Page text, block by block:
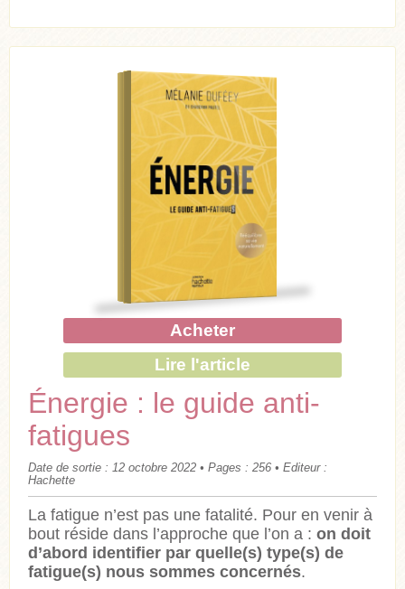
Acheter
Lire l'article
Énergie : le guide anti-
fatigues
Date de sortie : 12 octobre 2022 • Pages : 256 • Editeur :
Hachette
La fatigue n’est pas une fatalité. Pour en venir à
bout réside dans l’approche que l’on a : on doit
d’abord identifier par quelle(s) type(s) de
fatigue(s) nous sommes concernés.